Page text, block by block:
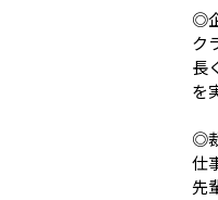
◎
ク
長
を
◎
仕
先